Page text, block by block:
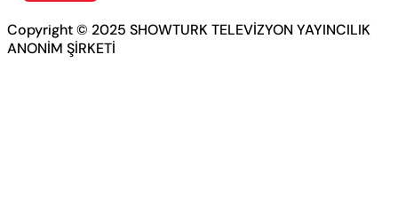
Copyright © 2025 SHOWTURK TELEVİZYON YAYINCILIK
ANONİM ŞİRKETİ